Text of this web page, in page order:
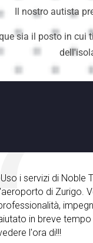
Il nostro autista
sia il posto in cui
Transfer da
Voglio solo dire
e un senso di
in un periodo